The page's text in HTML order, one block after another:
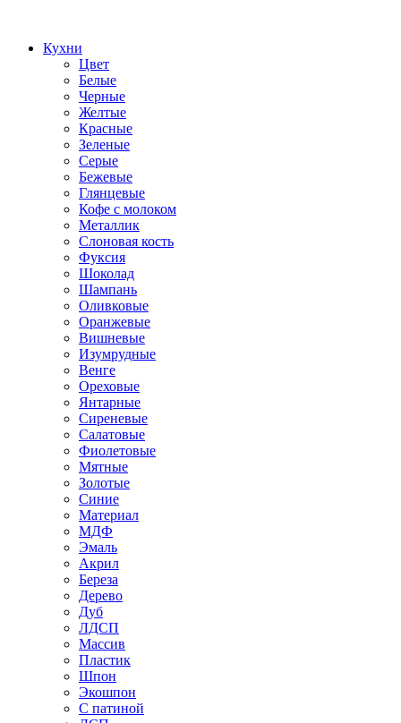
Кухни
Цвет
Белые
Черные
Желтые
Красные
Зеленые
Серые
Бежевые
Глянцевые
Кофе с молоком
Металлик
Слоновая кость
Фуксия
Шоколад
Шампань
Оливковые
Оранжевые
Вишневые
Изумрудные
Венге
Ореховые
Янтарные
Сиреневые
Салатовые
Фиолетовые
Мятные
Золотые
Синие
Материал
МДФ
Эмаль
Акрил
Береза
Дерево
Дуб
ЛДСП
Массив
Пластик
Шпон
Экошпон
С патиной